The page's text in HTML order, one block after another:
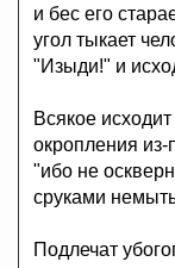
и бес его
угол тыкает
"Изыди!" и
Всякое
окропления из-
"ибо не
сруками
Подлечат